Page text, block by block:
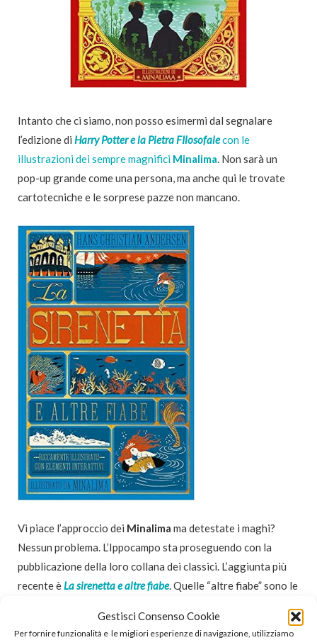
Gestisci Consenso Cookie
Per fornire funzionalità e le migliori esperienze di navigazione, utilizziamo
Intanto che ci siamo, non posso esimermi dal segnalare
l’edizione di Harry Potter e la Pietra FIlosofalecon le
illustrazioni dei sempre magnifici Minalima. Non sarà un
pop-up grande come una persona, ma anche qui le trovate
cartotecniche e le sorprese pazze non mancano.
Vi piace l’approccio dei Minalima ma detestate i maghi?
Nessun problema. L’Ippocampo sta proseguendo con la
pubblicazione della loro collana dei classici. L’aggiunta più
recente è La sirenetta e altre fiabe. Quelle “altre fiabe” sono le
finiscono bene. Le fiabe di Andersen non finiscono mai bene.